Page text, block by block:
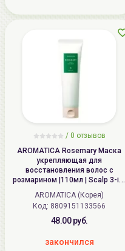
/ 0 отзывов
AROMATICA Rosemary Маска
укрепляющая для
восстановления волос с
розмарином |110мл | Scalp 3-in-
1 Treatment
AROMATICA (Корея)
Код: 8809151133566
48.00 руб.
закончился